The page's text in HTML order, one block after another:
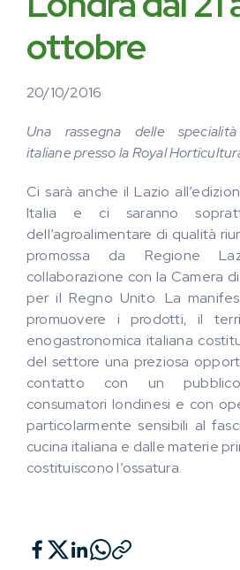
ottobre
20/10/2016
Una rassegna delle
italiane presso la Royal
Ci sarà anche il Lazio
Italia e ci saranno
dell’agroalimentare di qualità
promossa da Regione
collaborazione con la Camera
per il Regno Unito. La
promuovere i prodotti, il
enogastronomica italiana
del settore una preziosa
contatto con un
consumatori londinesi e con
particolarmente sensibili al
cucina italiana e dalle materie
costituiscono l’ossatura.